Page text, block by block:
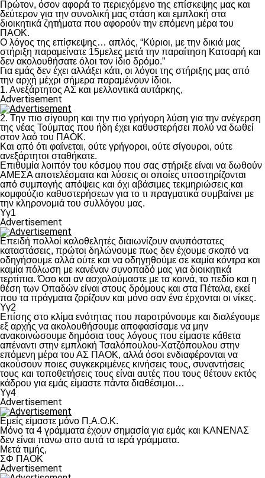
Πρώτον, όσον αφορά το περιεχόμενο της επίσκεψης μας και
δεύτερον για την συνολική μας στάση και εμπλοκή στα
διοικητικά ζητήματα που αφορούν την επόμενη μέρα του
ΠΑΟΚ.
Ο λόγος της επίσκεψης… απλός, “Κύριοι, με την δικιά μας
στήριξη παραμείνατε 15μελες μετά την παραίτηση Κατσαρή και
δεν ακολουθήσατε όλοι τον ίδιο δρόμο.”
Για εμάς δεν έχει αλλάξει κάτι, οι λόγοι της στήριξης μας από
την αρχή μέχρι σήμερα παραμένουν ίδιοι.
1. Ανεξάρτητος ΑΣ και μελλοντικά αυτάρκης,
Advertisement
2. Την πιο σίγουρη και την πιο γρήγορη λύση για την ανέγερση
της νέας Τούμπας που ήδη έχει καθυστερήσει πολύ να δωθεί
στον λαό του ΠΑΟΚ.
Και από ότι φαίνεται, ούτε γρήγοροι, ούτε σίγουροι, ούτε
ανεξάρτητοι σταθήκατε.
Επιθυμία λοιπόν του κόσμου που σας στήριξε είναι να δωθούν
ΑΜΕΣΑ αποτελέσματα και λύσεις οι οποίες υποστηρίζονται
από συμπαγής απόψεις και όχι αβάσιμες τεκμηριώσεις και
κομφούζιο καθυστερήσεων για το τι πραγματικά συμβαίνει με
την κληρονομιά του συλλόγου μας.
Υγ1
Advertisement
Επειδή πολλοί καλοθελητές διαιωνίζουν ανυπόστατες
καταστάσεις, πρώτοι δηλώνουμε πως δεν έχουμε σκοπό να
οδηγήσουμε αλλά ούτε και να οδηγηθούμε σε καμία κόντρα και
καμία πόλωση με κανέναν συνοπαδό μας για διοικητικά
τερτίπια. Όσο και αν ασχολούμαστε με τα κοινά, το πεδίο και η
θέση των Οπαδών είναι στους δρόμους και στα Πέταλα, εκεί
που τα πράγματα ζορίζουν και μόνο σαν ένα έρχονται οι νίκες.
Υγ2
Επίσης στο κλίμα ενότητας που παροτρύνουμε και διαλέγουμε
εξ αρχής να ακολουθήσουμε αποφασίσαμε να μην
ανακοινώσουμε δημόσια τους λόγους που είμαστε κάθετα
απέναντι στην εμπλοκή Τσαλόπουλου-Χατζόπουλου στην
επόμενη μέρα του ΑΣ ΠΑΟΚ, αλλά όσοι ενδιαφέρονται να
ακούσουν ποιες συγκεκριμένες κινήσεις τους, συναντήσεις
τους και τοποθετήσεις τους είναι αυτές που τους θέτουν εκτός
κάδρου για εμάς είμαστε πάντα διαθέσιμοι…
Υγ4
Advertisement
Εμείς είμαστε μόνο Π.Α.Ο.Κ.
Μόνο τα 4 γράμματα έχουν σημασία για εμάς και ΚΑΝΕΝΑΣ
δεν είναι πάνω απο αυτά τα ιερά γράμματα.
Μετά τιμής,
ΣΦ ΠΑΟΚ
Advertisement